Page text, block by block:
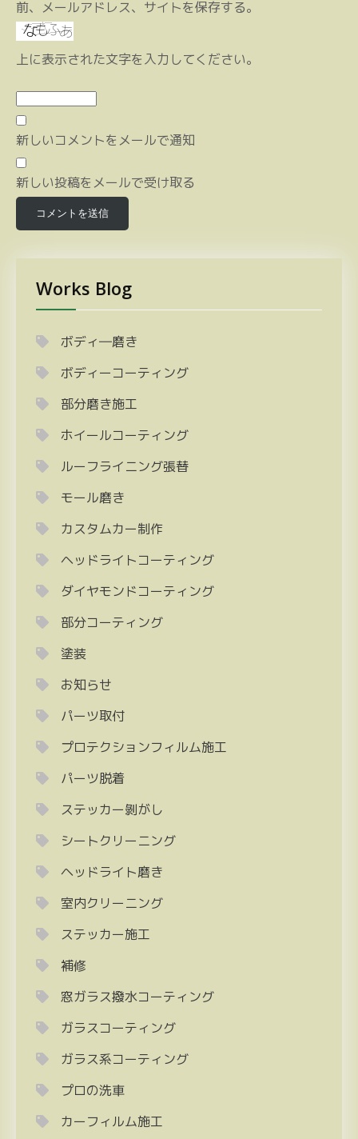
前、メールアドレス、サイトを保存する。
上に表示された文字を入力してください。
新しいコメントをメールで通知
新しい投稿をメールで受け取る
Works Blog
ボディ―磨き
ボディーコーティング
部分磨き施工
ホイールコーティング
ルーフライニング張替
モール磨き
カスタムカー制作
ヘッドライトコーティング
ダイヤモンドコーティング
部分コーティング
塗装
お知らせ
パーツ取付
プロテクションフィルム施工
パーツ脱着
ステッカー剝がし
シートクリーニング
ヘッドライト磨き
室内クリーニング
ステッカー施工
補修
窓ガラス撥水コーティング
ガラスコーティング
ガラス系コーティング
プロの洗車
カーフィルム施工